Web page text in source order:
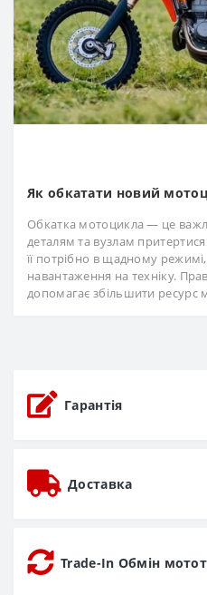
Як обкатати новий
Обкатка мотоцикла — це
деталям та вузлам
її потрібно в щадному
навантаження на техніку.
допомагає збільшити ресурс
Гарантія
Доставка
Trade-In Обмін